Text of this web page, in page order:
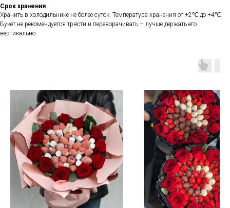
Срок хранения
Хранить в холодильнике не более суток. Температура хранения от +2℃ до +4℃.
Букет не рекомендуется трясти и переворачивать – лучше держать его
вертикально.